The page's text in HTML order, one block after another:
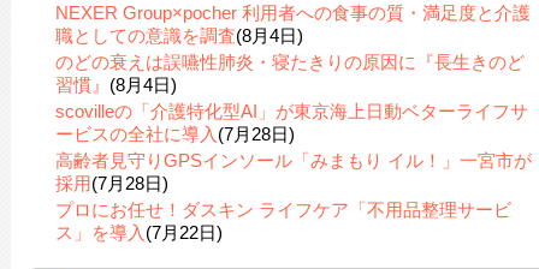
NEXER Group×pocher 利用者への食事の質・満足度と介護
職としての意識を調査(8月4日)
のどの衰えは誤嚥性肺炎・寝たきりの原因に『長生きのど
習慣』 (8月4日)
scovilleの「介護特化型AI」が東京海上日動ベターライフサ
ービスの全社に導入 (7月28日)
高齢者見守りGPSインソール「みまもり イル！」一宮市が
採用(7月28日)
プロにお任せ！ダスキン ライフケア「不用品整理サービ
ス」を導入 (7月22日)